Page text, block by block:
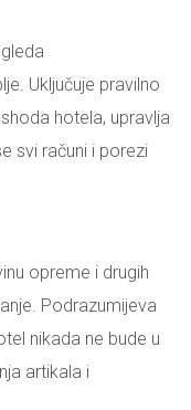
Uključuje pravilno
hotela, upravlja
svi računi i porezi
opreme i drugih
Podrazumijeva
nikada ne bude u
artikala i